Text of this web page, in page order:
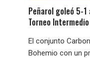
Peñarol goleó 5-1
Torneo
El conjunto
Bohemio con un